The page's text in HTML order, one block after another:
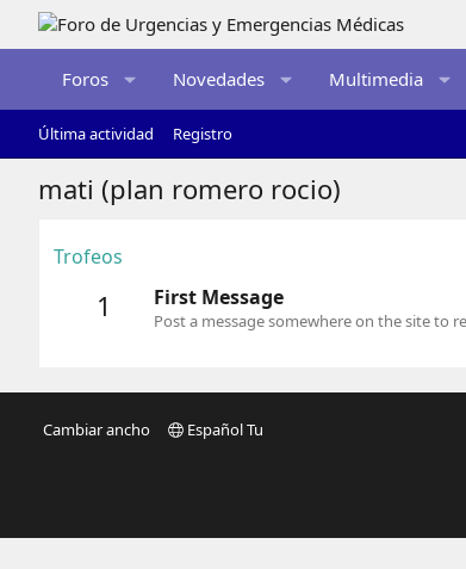
Foros Novedades Multimedia
Última actividad Registro
mati (plan romero rocio)
Trofeos
1 First Message
Post a message somewhere on the site to
Cambiar ancho Español Tu